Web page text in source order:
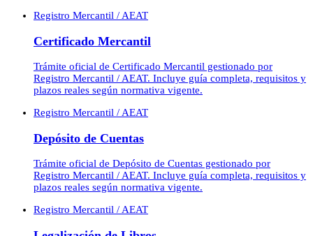
Registro Mercantil / AEAT
Certificado Mercantil
Trámite oficial de Certificado Mercantil gestionado por
Registro Mercantil / AEAT. Incluye guía completa, requisitos y
plazos reales según normativa vigente.
Registro Mercantil / AEAT
Depósito de Cuentas
Trámite oficial de Depósito de Cuentas gestionado por
Registro Mercantil / AEAT. Incluye guía completa, requisitos y
plazos reales según normativa vigente.
Registro Mercantil / AEAT